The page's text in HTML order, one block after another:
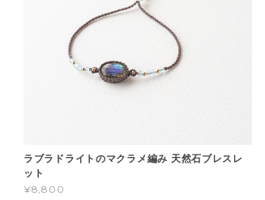
ラブラドライトのマクラメ編み 天然石ブレスレ
ット
¥8,800